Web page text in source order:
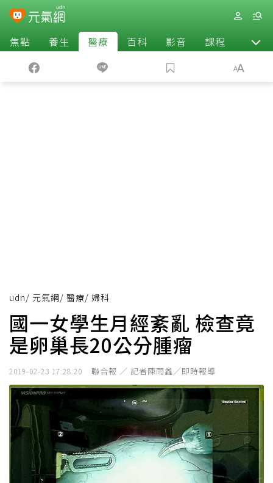
焦點 養生 醫療 百科 影音 課程 退休
udn/ 元氣網/ 醫療/ 婦科
國一女學生月經紊亂 檢查竟
是卵巢長20公分腫瘤
2019-02-23 17:28:20 聯合報 ／ 記者陳雨鑫╱即時報導